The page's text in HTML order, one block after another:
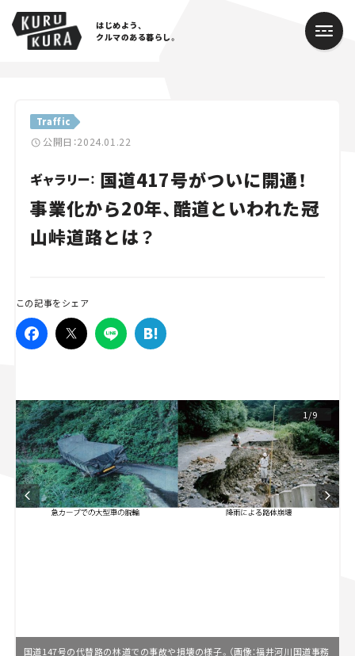
はじめよう、
クルマのある暮らし。
Traffic
公開日：2024.01.22
ギャラリー： 国道417号がついに開通！
事業化から20年、酷道といわれた冠
山峠道路とは？
この記事をシェア
1/9
国道147号の代替路の林道での事故や損壊の様子。（画像：福井河川国道事務
Cars
Lifestyle
Traffic
Special
Campaign
人気のハッシュタグ